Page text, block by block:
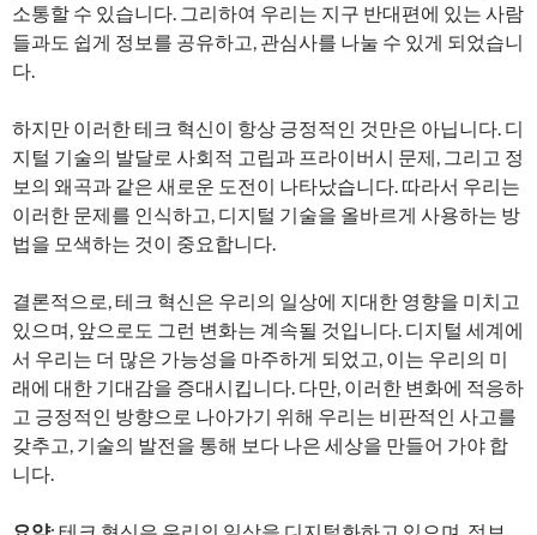
소통할 수 있습니다. 그리하여 우리는 지구 반대편에 있는 사람
들과도 쉽게 정보를 공유하고, 관심사를 나눌 수 있게 되었습니
다.
하지만 이러한 테크 혁신이 항상 긍정적인 것만은 아닙니다. 디
지털 기술의 발달로 사회적 고립과 프라이버시 문제, 그리고 정
보의 왜곡과 같은 새로운 도전이 나타났습니다. 따라서 우리는
이러한 문제를 인식하고, 디지털 기술을 올바르게 사용하는 방
법을 모색하는 것이 중요합니다.
결론적으로, 테크 혁신은 우리의 일상에 지대한 영향을 미치고
있으며, 앞으로도 그런 변화는 계속될 것입니다. 디지털 세계에
서 우리는 더 많은 가능성을 마주하게 되었고, 이는 우리의 미
래에 대한 기대감을 증대시킵니다. 다만, 이러한 변화에 적응하
고 긍정적인 방향으로 나아가기 위해 우리는 비판적인 사고를
갖추고, 기술의 발전을 통해 보다 나은 세상을 만들어 가야 합
니다.